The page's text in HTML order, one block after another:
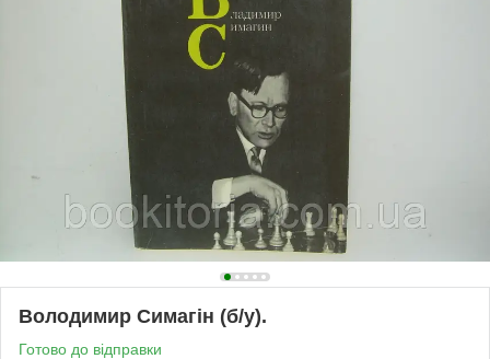
Володимир Симагін (б/у).
Готово до відправки